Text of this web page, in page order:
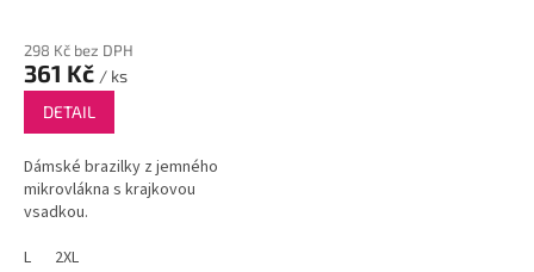
298 Kč bez DPH
361 Kč / ks
DETAIL
Dámské brazilky z jemného
mikrovlákna s krajkovou
vsadkou.
L
2XL